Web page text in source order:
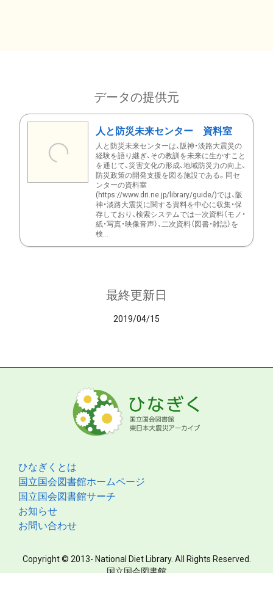
データの提供元
人と防災未来センター 資料室
人と防災未来センターは、阪神・淡路大震災の
経験を語り継ぎ、その教訓を未来に生かすこと
を通じて、災害文化の形成、地域防災力の向上、
防災政策の開発支援を図る施設である。同セ
ンターの資料室
(https://www.dri.ne.jp/library/guide/)では、阪
神・淡路大震災に関する資料を中心に収集・保
存しており、検索システムでは一次資料（モノ・
紙・写真・映像音声）、二次資料（図書・雑誌）を
検...
最終更新日
2019/04/15
ひなぎくとは
国立国会図書館ホームページ
国立国会図書館サーチ
お知らせ
お問い合わせ
Copyright © 2013- National Diet Library. All Rights Reserved.